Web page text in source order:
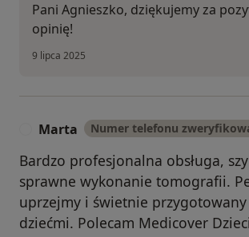
Pani Agnieszko, dziękujemy za
opinię!
9 lipca 2025
Marta Numer telefonu
Bardzo profesjonalna obsługa,
sprawne wykonanie tomografii.
uprzejmy i świetnie
dziećmi. Polecam Medicover